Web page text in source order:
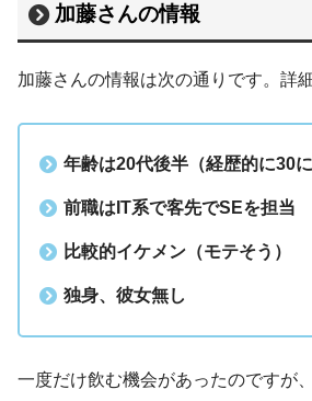
加藤さんの情報
加藤さんの情報は次の通りです。詳
年齢は20代後半（経歴的に30に
前職はIT系で客先でSEを担当
比較的イケメン（モテそう）
独身、彼女無し
一度だけ飲む機会があったのですが